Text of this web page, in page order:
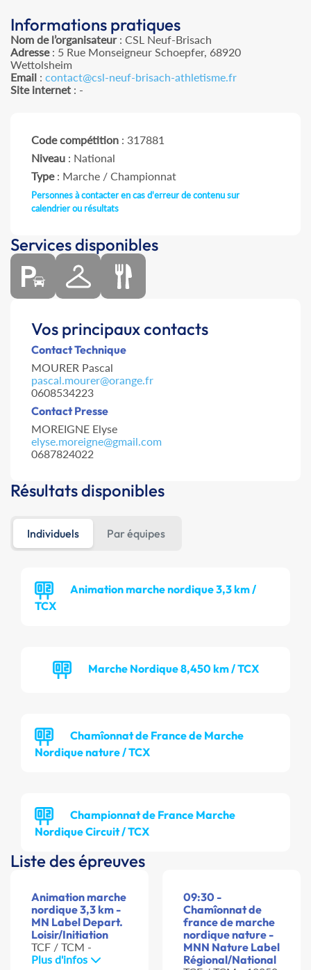
Informations pratiques
Nom de l’organisateur: CSL Neuf-Brisach
Adresse: 5 Rue Monseigneur Schoepfer, 68920
Wettolsheim
Email : contact@csl-neuf-brisach-athletisme.fr
Site internet : -
Code compétition : 317881
Niveau : National
Type: Marche / Championnat
Personnes à contacter en cas d'erreur de contenu sur
calendrier ou résultats
Services disponibles
Vos principaux contacts
Contact Technique
MOURER Pascal
pascal.mourer@orange.fr
0608534223
Contact Presse
MOREIGNE Elyse
elyse.moreigne@gmail.com
0687824022
Résultats disponibles
Individuels Par équipes
Animation marche nordique 3,3 km /
TCX
Marche Nordique 8,450 km / TCX
Chamîonnat de France de Marche
Nordique nature / TCX
Championnat de France Marche
Nordique Circuit / TCX
Liste des épreuves
Animation marche
nordique 3,3 km -
MN Label Depart.
Loisir/Initiation
TCF / TCM -
Plus d'infos
09:30 -
Chamîonnat de
france de marche
nordique nature -
MNN Nature Label
Régional/National